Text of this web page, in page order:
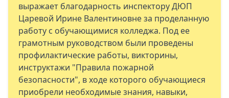
выражает благодарность инспектору ДЮП
Царевой Ирине Валентиновне за проделанную
работу с обучающимися колледжа. Под ее
грамотным руководством были проведены
профилактические работы, викторины,
инструктажи "Правила пожарной
безопасности", в ходе которого обучающиеся
приобрели необходимые знания, навыки,